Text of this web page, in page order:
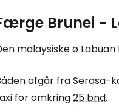
Brunei -
malaysiske ø
afgår fra Serasa-
for omkring25 bnd.